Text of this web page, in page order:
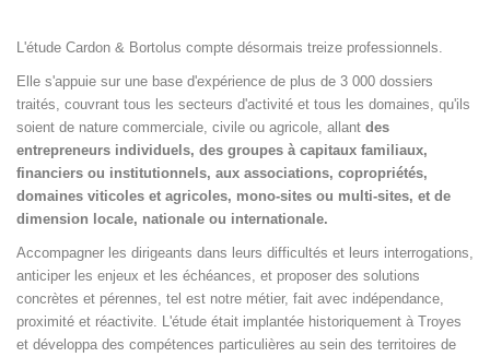
L'étude Cardon & Bortolus compte désormais treize professionnels.
Elle s'appuie sur une base d'expérience de plus de 3 000 dossiers
traités, couvrant tous les secteurs d'activité et tous les domaines, qu'ils
soient de nature commerciale, civile ou agricole, allant des
entrepreneurs individuels, des groupes à capitaux familiaux,
financiers ou institutionnels, aux associations, copropriétés,
domaines viticoles et agricoles, mono-sites ou multi-sites, et de
dimension locale, nationale ou internationale.
Accompagner les dirigeants dans leurs difficultés et leurs interrogations,
anticiper les enjeux et les échéances, et proposer des solutions
concrètes et pérennes, tel est notre métier, fait avec indépendance,
proximité et réactivite. L'étude était implantée historiquement à Troyes
et développa des compétences particulières au sein des territoires de